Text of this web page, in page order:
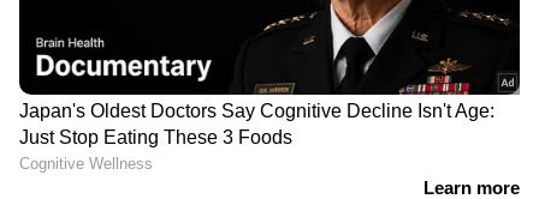
RECOMMENDED STORIES